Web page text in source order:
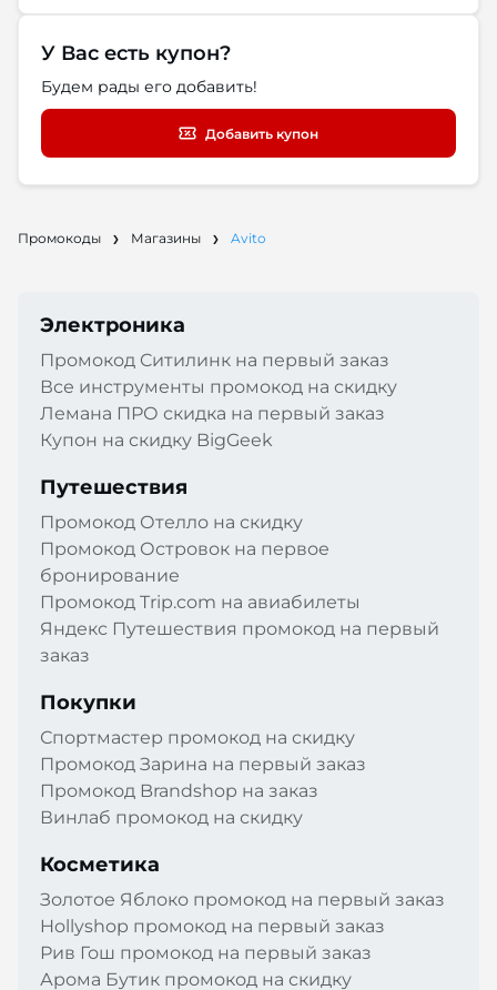
У Вас есть купон?
Будем рады его добавить!
Добавить купон
Промокоды Магазины Avito
Электроника
Промокод Cитилинк на первый заказ
Все инструменты промокод на скидку
Лемана ПРО скидка на первый заказ
Купон на скидку BigGeek
Путешествия
Промокод Отелло на скидку
Промокод Островок на первое
бронирование
Промокод Trip.com на авиабилеты
Яндекс Путешествия промокод на первый
заказ
Покупки
Спортмастер промокод на скидку
Промокод Зарина на первый заказ
Промокод Brandshop на заказ
Винлаб промокод на скидку
Косметика
Золотое Яблоко промокод на первый заказ
Hollyshop промокод на первый заказ
Рив Гош промокод на первый заказ
Арома Бутик промокод на скидку